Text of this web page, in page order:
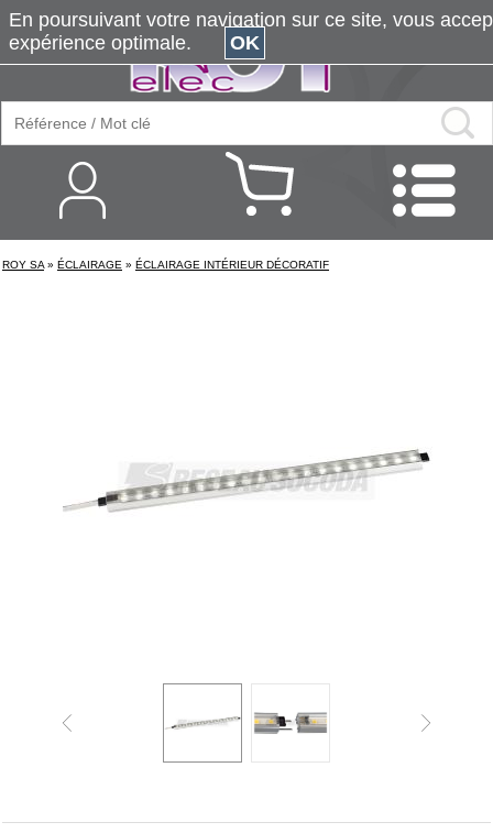
ROY SA » ÉCLAIRAGE » ÉCLAIRAGE INTÉRIEUR DÉCORATIF
En poursuivant votre navigation sur ce site, vous
expérience optimale.
OK